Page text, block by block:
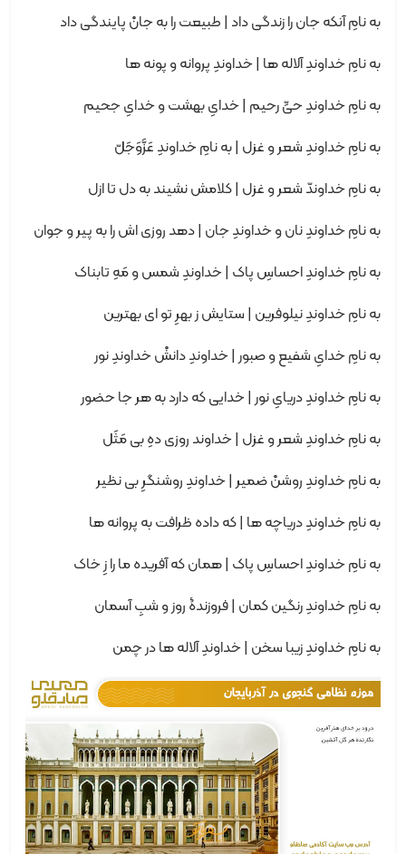
به نامِ آنکه جان را زندگی داد | طبیعت را به جانْ پایندگی داد
به نامِ خداوندِ آلاله ها | خداوندِ پروانه و پونه ها
به نامِ خداوندِ حیِّ رحیم | خدایِ بهشت و خدایِ جحیم
به نامِ خداوندِ شعر و غزل | به نامِ خداوندِ عَزَّوَجَلّ
به نامِ خداوندّ شعر و غزل | کلامش نشیند به دل تا ازل
به نامِ خداوندِ نان و خداوندِ جان | دهد روزی اش را به پیر و جوان
به نامِ خداوندِ احساسِ پاک | خداوندِ شمس و مَهِ تابناک
به نامِ خداوندِ نیلوفرین | ستایش ز بهرِ تو ای بهترین
به نامِ خدایِ شفیع و صبور | خداوندِ دانشْ خداوندِ نور
به نامِ خداوندِ دریایِ نور | خدایی که دارد به هر جا حضور
به نامِ خداوندِ شعر و غزل | خداوند روزی دهِ بی مَثَل
به نامِ خداوندِ روشنْ ضمیر | خداوندِ روشنگرِ بی نظیر
به نامِ خداوندِ دریاچه ها | که داده ظرافت به پروانه ها
به نامِ خداوندِ احساسِ پاک | همان که آفریده ما را زِ خاک
به نامِ خداوندِ رنگین کمان | فروزندۀ روز و شبِ آسمان
به نامِ خداوندِ زیبا سخن | خداوندِ آلاله ها در چمن